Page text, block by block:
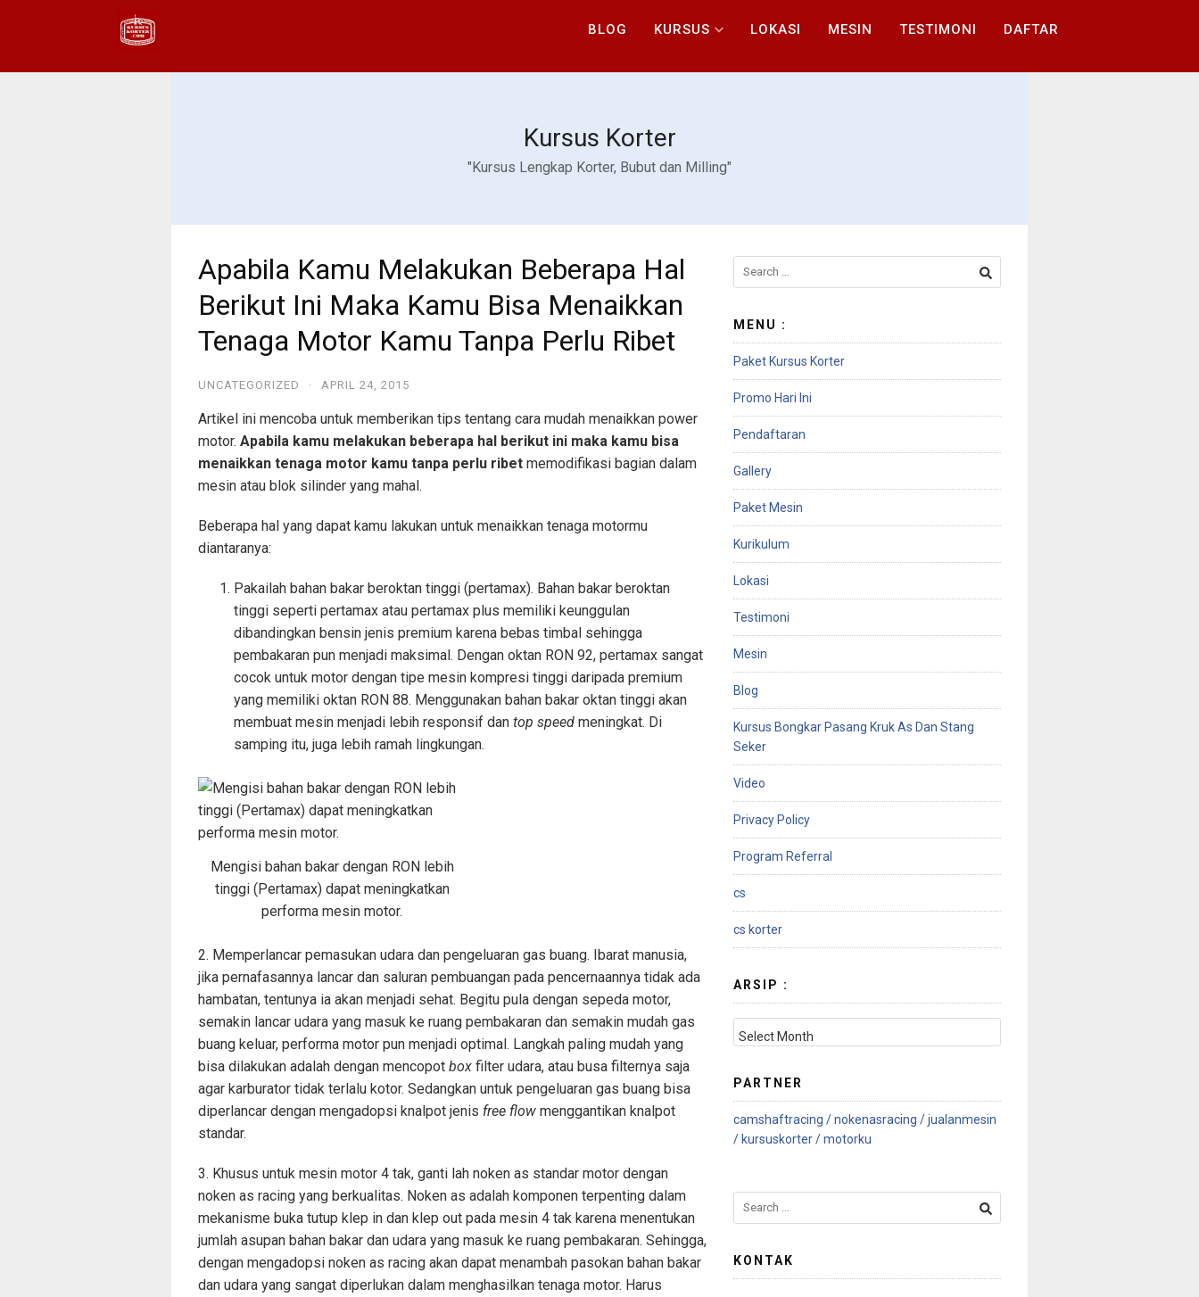
BLOG KURSUS LOKASI MESIN TESTIMONI DAFTAR
Kursus Korter
"Kursus Lengkap Korter, Bubut dan Milling"
Apabila Kamu Melakukan Beberapa Hal
Berikut Ini Maka Kamu Bisa Menaikkan
Tenaga Motor Kamu Tanpa Perlu Ribet
UNCATEGORIZED · APRIL 24, 2015
Artikel ini mencoba untuk memberikan tips tentang cara mudah menaikkan power
motor. Apabila kamu melakukan beberapa hal berikut ini maka kamu bisa
menaikkan tenaga motor kamu tanpa perlu ribet memodifikasi bagian dalam
mesin atau blok silinder yang mahal.
Beberapa hal yang dapat kamu lakukan untuk menaikkan tenaga motormu
diantaranya:
Pakailah bahan bakar beroktan tinggi (pertamax). Bahan bakar beroktan
tinggi seperti pertamax atau pertamax plus memiliki keunggulan
dibandingkan bensin jenis premium karena bebas timbal sehingga
pembakaran pun menjadi maksimal. Dengan oktan RON 92, pertamax sangat
cocok untuk motor dengan tipe mesin kompresi tinggi daripada premium
yang memiliki oktan RON 88. Menggunakan bahan bakar oktan tinggi akan
membuat mesin menjadi lebih responsif dan top speed meningkat. Di
samping itu, juga lebih ramah lingkungan.
Mengisi bahan bakar dengan RON lebih
tinggi (Pertamax) dapat meningkatkan
performa mesin motor.
2. Memperlancar pemasukan udara dan pengeluaran gas buang. Ibarat manusia,
jika pernafasannya lancar dan saluran pembuangan pada pencernaannya tidak ada
hambatan, tentunya ia akan menjadi sehat. Begitu pula dengan sepeda motor,
semakin lancar udara yang masuk ke ruang pembakaran dan semakin mudah gas
buang keluar, performa motor pun menjadi optimal. Langkah paling mudah yang
bisa dilakukan adalah dengan mencopot box filter udara, atau busa filternya saja
agar karburator tidak terlalu kotor. Sedangkan untuk pengeluaran gas buang bisa
diperlancar dengan mengadopsi knalpot jenis free flow menggantikan knalpot
standar.
3. Khusus untuk mesin motor 4 tak, ganti lah noken as standar motor dengan
noken as racing yang berkualitas. Noken as adalah komponen terpenting dalam
mekanisme buka tutup klep in dan klep out pada mesin 4 tak karena menentukan
jumlah asupan bahan bakar dan udara yang masuk ke ruang pembakaran. Sehingga,
dengan mengadopsi noken as racing akan dapat menambah pasokan bahan bakar
dan udara yang sangat diperlukan dalam menghasilkan tenaga motor. Harus
MENU :
Paket Kursus Korter
Promo Hari Ini
Pendaftaran
Gallery
Paket Mesin
Kurikulum
Lokasi
Testimoni
Mesin
Blog
Kursus Bongkar Pasang Kruk As Dan Stang
Seker
Video
Privacy Policy
Program Referral
cs
cs korter
ARSIP :
PARTNER
camshaftracing /nokenasracing /jualanmesin
/ kursuskorter /motorku
KONTAK